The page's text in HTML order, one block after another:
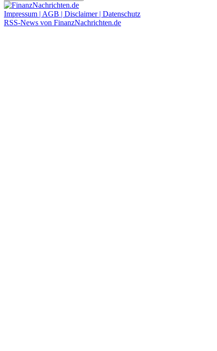
Impressum | AGB | Disclaimer | Datenschutz
RSS-News von FinanzNachrichten.de